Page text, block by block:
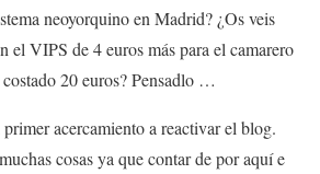
neoyorquino en Madrid? ¿Os veis
el VIPS de 4 euros más para el camarero
20 euros? Pensadlo …
acercamiento a reactivar el blog.
cosas ya que contar de por aquí e